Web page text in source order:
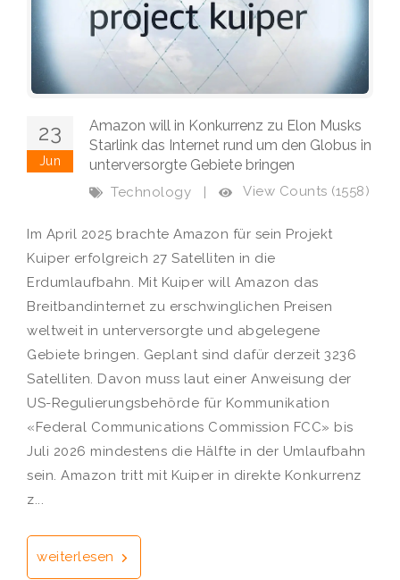
23
Jun
Amazon will in Konkurrenz zu Elon Musks
Starlink das Internet rund um den Globus in
unterversorgte Gebiete bringen
Technology | View Counts (1558)
Im April 2025 brachte Amazon für sein Projekt
Kuiper erfolgreich 27 Satelliten in die
Erdumlaufbahn. Mit Kuiper will Amazon das
Breitbandinternet zu erschwinglichen Preisen
weltweit in unterversorgte und abgelegene
Gebiete bringen. Geplant sind dafür derzeit 3236
Satelliten. Davon muss laut einer Anweisung der
US-Regulierungsbehörde für Kommunikation
«Federal Communications Commission FCC» bis
Juli 2026 mindestens die Hälfte in der Umlaufbahn
sein. Amazon tritt mit Kuiper in direkte Konkurrenz
z...
weiterlesen